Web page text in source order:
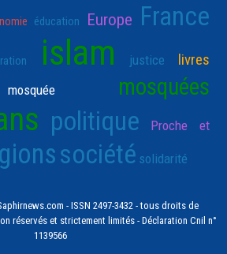
éducation Europe France
islam justice livres
mosquée mosquées
politique Proche et
société solidarité
- ISSN 2497-3432 - tous droits de
réservés et strictement limités - Déclaration Cnil n°
1139566